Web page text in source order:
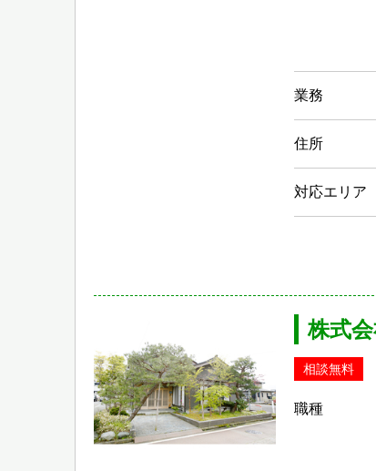
業務
住所
対応エリア
株式
相談無料
職種